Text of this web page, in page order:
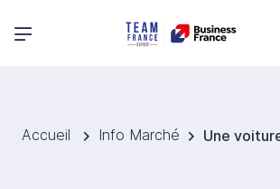
Menu principal
Accueil Info Marché